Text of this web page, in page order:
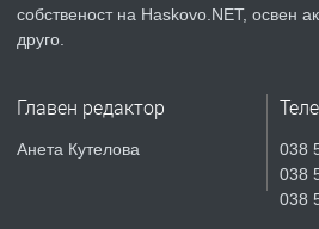
ПРЕДЛАГА
Продавам
СГЛОБЯВАНЕ
собственост на Haskovo.NET, освен
друго.
Главен редактор
Анета Кутелова
038
038
038